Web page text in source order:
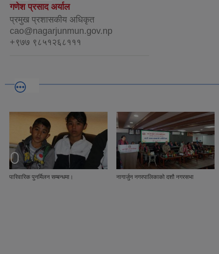
गणेश प्रसाद अर्याल
प्रमुख प्रशासकीय अधिकृत
cao@nagarjunmun.gov.np
+९७७ ९८५१२६८१११
पारिवारिक पुनर्मिलन सम्बन्धमा। नागार्जुन नगरपालिकाको दशौ नगरसभा